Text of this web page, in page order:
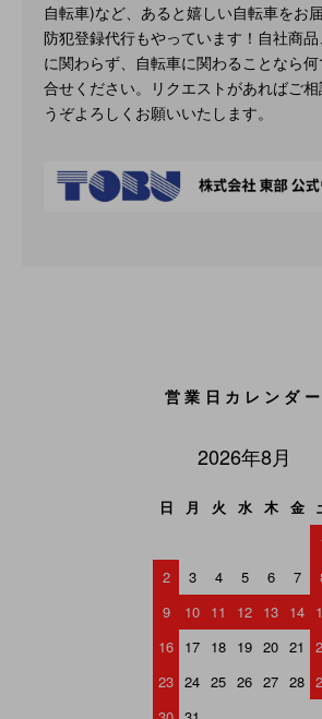
自転車)など、あると嬉しい自転車をお
防犯登録代行もやっています！自社商
に関わらず、自転車に関わることなら
合せください。リクエストがあればご
うぞよろしくお願いいたします。
営業日カレンダー
2026年8月
日 月 火 水 木 金
2
3 4 5 6 7
9
10 11 12 13 14
16 17 18 19 20 21
23 24 25 26 27 28